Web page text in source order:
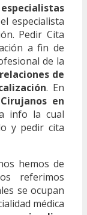
especialistas
especialista
Pedir Cita
a fin de
de la
relaciones de
. En
Cirujanos en
info la cual
y pedir cita
hemos de
referimos
se ocupan
médica